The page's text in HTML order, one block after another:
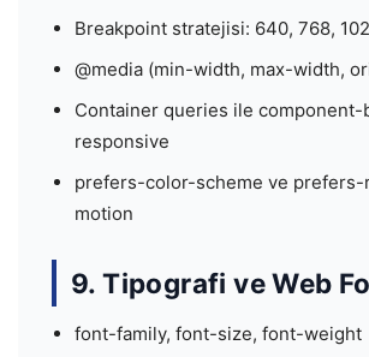
Breakpoint stratejisi: 640, 768,
@media (min-width, max-width,
Container queries ile component-
responsive
prefers-color-scheme ve
motion
9. Tipografi ve Web
font-family, font-size, font-weight